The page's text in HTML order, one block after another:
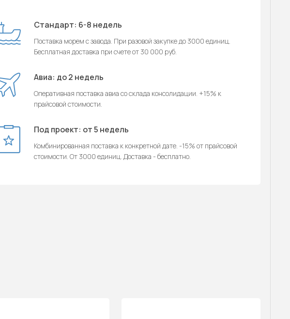
Стандарт: 6-8 недель
Поставка морем с завода. При разовой закупке до 3000 единиц.
Бесплатная доставка при счете от 30 000 руб.
Авиа: до 2 недель
Оперативная поставка авиа со склада консолидации. +15% к
прайсовой стоимости.
Под проект: от 5 недель
Комбинированная поставка к конкретной дате. -15% от прайсовой
стоимости. От 3000 единиц. Доставка - бесплатно.